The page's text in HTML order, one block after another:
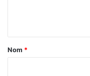
a
Nom *